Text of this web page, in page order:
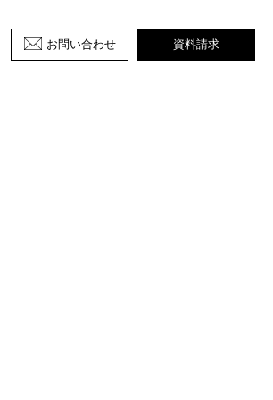
お問い合わせ 資料請求